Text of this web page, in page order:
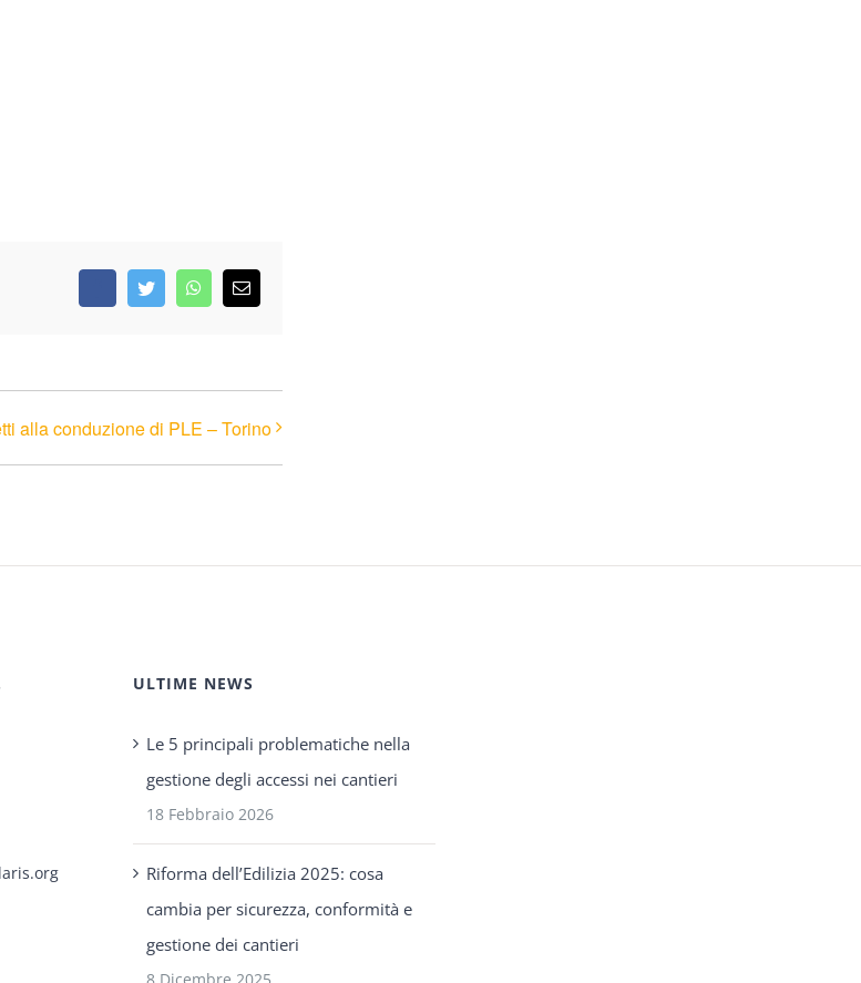
FacebookTwitterWhatsApp
Email
alla conduzione di PLE – Torino
ULTIME NEWS
Le 5 principali problematiche nella
gestione degli accessi nei cantieri
18 Febbraio 2026
Riforma dell’Edilizia 2025: cosa
cambia per sicurezza, conformità e
gestione dei cantieri
8 Dicembre 2025